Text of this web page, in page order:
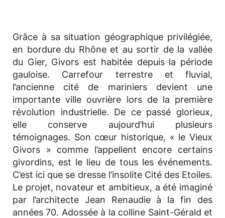
Grâce à sa situation géographique privilégiée,
en bordure du Rhône et au sortir de la vallée
du Gier, Givors est habitée depuis la période
gauloise. Carrefour terrestre et fluvial,
l’ancienne cité de mariniers devient une
importante ville ouvrière lors de la première
révolution industrielle. De ce passé glorieux,
elle conserve aujourd’hui plusieurs
témoignages. Son cœur historique, « le Vieux
Givors » comme l’appellent encore certains
givordins, est le lieu de tous les événements.
C’est ici que se dresse l’insolite Cité des Etoiles.
Le projet, novateur et ambitieux, a été imaginé
par l’architecte Jean Renaudie à la fin des
années 70. Adossée à la colline Saint-Gérald et